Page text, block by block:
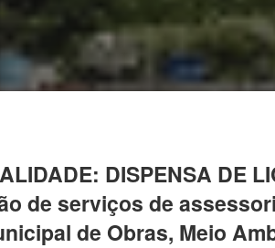
DISPENSA DE
de serviços de
de Obras, Meio